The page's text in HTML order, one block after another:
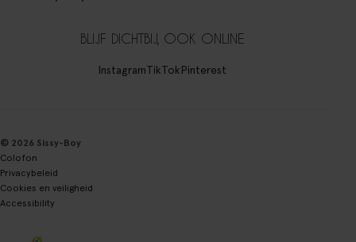
BLIJF DICHTBIJ, OOK ONLINE
InstagramTikTokPinterest
© 2026 Sissy-Boy
Colofon
Privacybeleid
Cookies en veiligheid
Accessibility